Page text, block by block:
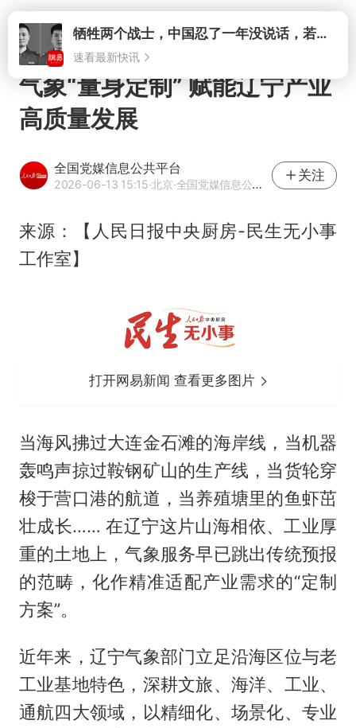
打开
速看最新快讯
气象“量身定制” 赋能辽宁产业
高质量发展
全国党媒信息公共平台
2026-06-13 15:15·北京·全国党媒信息公共平台官方网易号
关注
来源：【人民日报中央厨房-民生无小事
工作室】
打开网易新闻 查看更多图片
当海风拂过大连金石滩的海岸线，当机器
轰鸣声掠过鞍钢矿山的生产线，当货轮穿
梭于营口港的航道，当养殖塘里的鱼虾茁
壮成长…… 在辽宁这片山海相依、工业厚
重的土地上，气象服务早已跳出传统预报
的范畴，化作精准适配产业需求的“定制
方案”。
近年来，辽宁气象部门立足沿海区位与老
工业基地特色，深耕文旅、海洋、工业、
通航四大领域，以精细化、场景化、专业